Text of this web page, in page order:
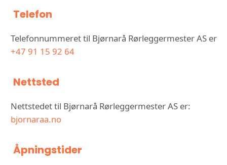
Telefon
Telefonnummeret til Bjørnarå Rørleggermester AS er
+47 91 15 92 64
Nettsted
Nettstedet til Bjørnarå Rørleggermester AS er:
bjornaraa.no
Åpningstider